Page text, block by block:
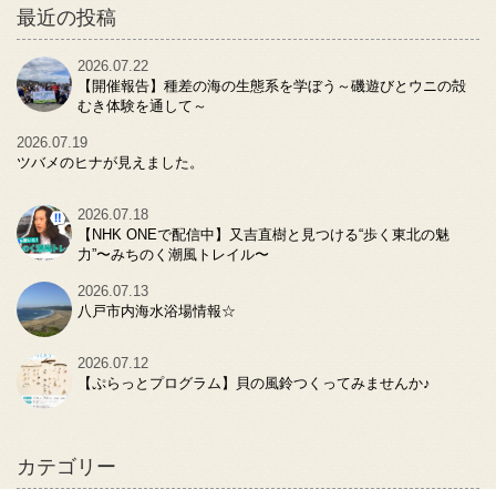
最近の投稿
2026.07.22
【開催報告】種差の海の生態系を学ぼう～磯遊びとウニの殻
むき体験を通して～
2026.07.19
ツバメのヒナが見えました。
2026.07.18
【NHK ONEで配信中】又吉直樹と見つける“歩く東北の魅
力”〜みちのく潮風トレイル〜
2026.07.13
八戸市内海水浴場情報☆
2026.07.12
【ぷらっとプログラム】貝の風鈴つくってみませんか♪
カテゴリー